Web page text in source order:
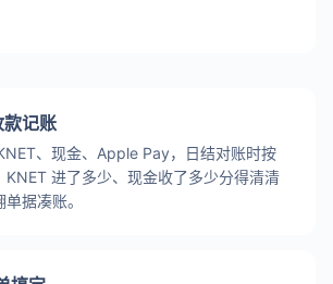
记账
、现金、Apple Pay，日结对账时按
KNET 进了多少、现金收了多少分得清清
据凑账。